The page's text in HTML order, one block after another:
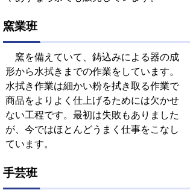
窯業班
窯を備えていて、鋳込みによる器の成
形から水拭きまでの作業をしています。
水拭き作業は細かい粉を拭き取る作業で
商品をよりよく仕上げるためには欠かせ
ない工程です。最初は失敗もありました
が、今ではほとんどうまく仕事をこなし
ています。
手芸班